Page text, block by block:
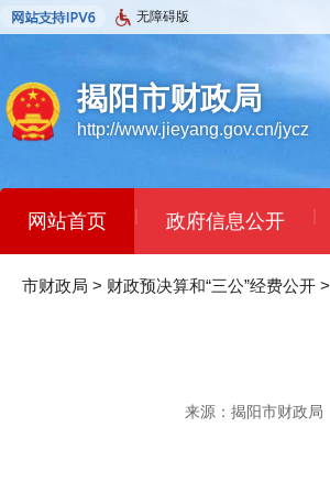
无障碍版
揭阳市财政局
http://www.jieyang.gov.cn/jycz
网站首页 | 政府信息公开 |
市财政局 > 财政预决算和“三公”经费公开 >
来源：揭阳市财政局